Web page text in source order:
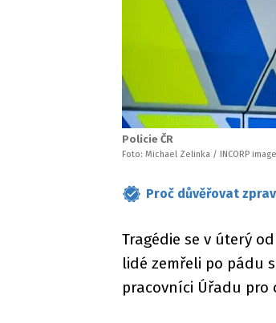
Policie ČR
Foto: Michael Zelinka / INCORP
Proč důvěřovat
Tragédie se v úterý
lidé zemřeli po pádu
pracovníci Úřadu pro